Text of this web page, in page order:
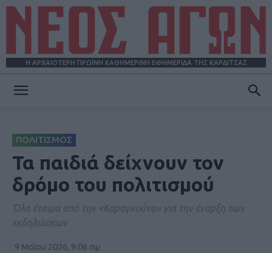
Η ΑΡΧΑΙΟΤΕΡΗ ΠΡΩΪΝΗ ΚΑΘΗΜΕΡΙΝΗ ΕΦΗΜΕΡΙΔΑ ΤΗΣ ΚΑΡΔΙΤΣΑΣ
ΠΟΛΙΤΙΣΜΟΣ
Τα παιδιά δείχνουν τον
δρόμο του πολιτισμού
Όλα έτοιμα από την «Καραγκούνα» για την έναρξη των
εκδηλώσεων
9 Μαΐου 2026, 9:06 πμ